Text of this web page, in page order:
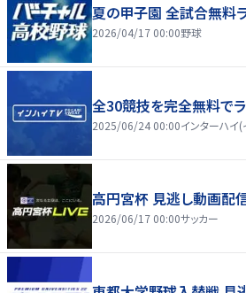
夏の甲子園 全試合無料
2026/04/17 00:00野球
全30競技を完全無料でラ
2025/06/24 00:00インターハイ
高円宮杯 見逃し動画配
2026/06/17 00:00サッカー